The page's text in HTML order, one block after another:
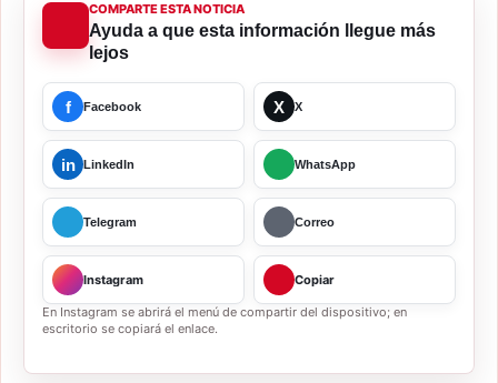
COMPARTE ESTA NOTICIA
Ayuda a que esta información llegue más
lejos
f Facebook X X
in LinkedIn WhatsApp
Telegram Correo
Instagram Copiar
En Instagram se abrirá el menú de compartir del dispositivo; en
escritorio se copiará el enlace.